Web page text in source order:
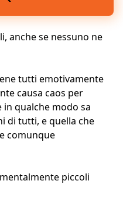
anche se nessuno ne
tutti emotivamente
causa caos per
qualche modo sa
di tutti, e quella che
comunque
piccoli